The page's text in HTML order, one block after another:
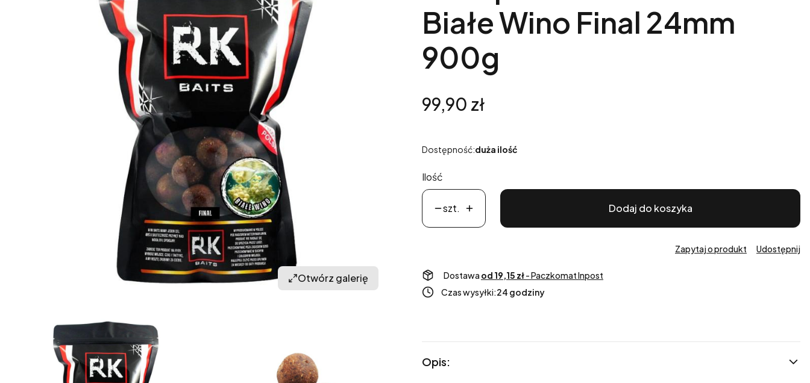
Otwórz galerię
Białe Wino Final 24mm
900g
Cena
99,90 zł
Dostępność:duża ilość
Ilość
szt. Dodaj do koszyka
Zapytaj o produkt Udostępnij
Dostawa od 19,15 zł- Paczkomat Inpost
Czas wysyłki:24 godziny
Opis: